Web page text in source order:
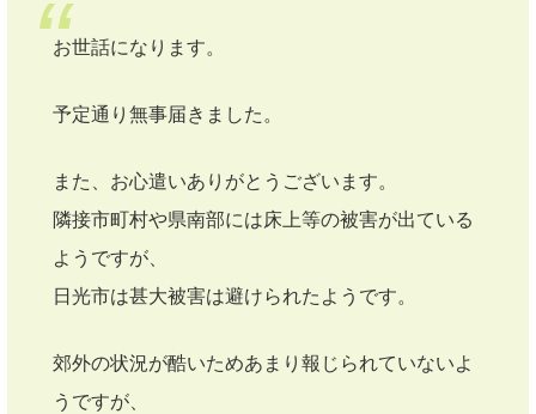
お世話になります。
予定通り無事届きました。
また、お心遣いありがとうございます。
隣接市町村や県南部には床上等の被害が出ている
ようですが、
日光市は甚大被害は避けられたようです。
郊外の状況が酷いためあまり報じられていないよ
うですが、